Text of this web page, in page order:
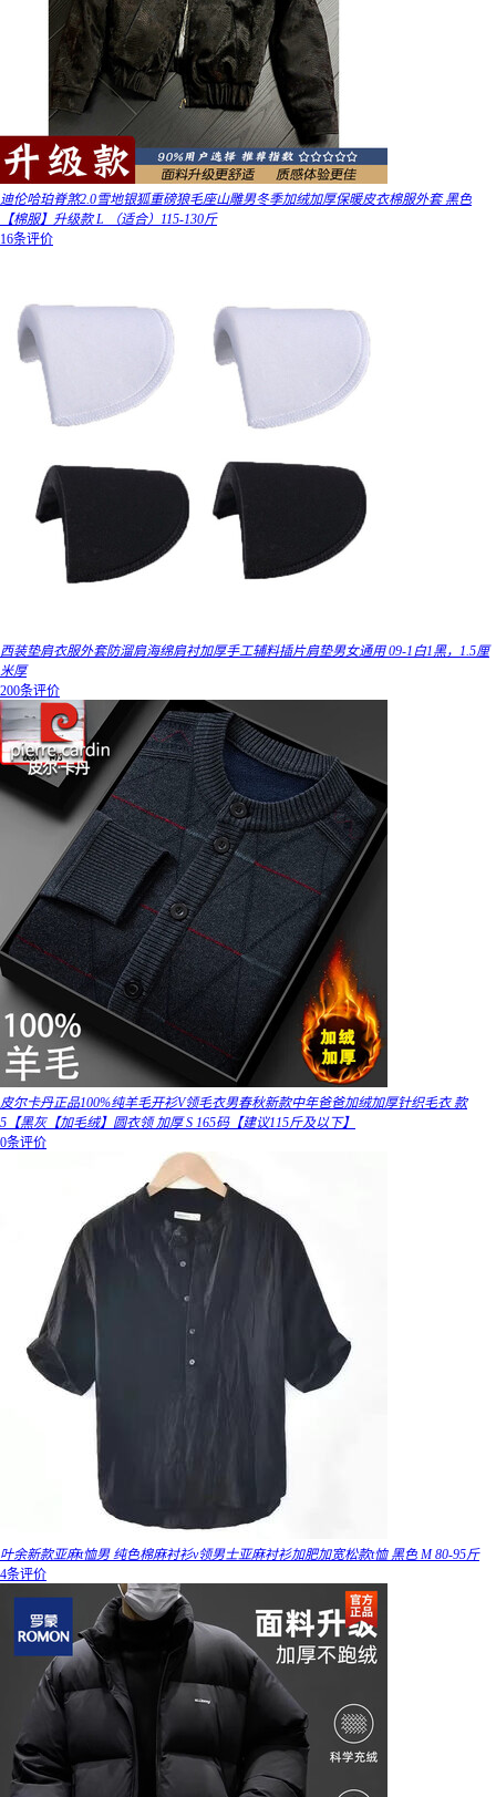
迪伦哈珀脊煞2.0雪地银狐重磅狼毛座山雕男冬季加绒加厚保暖皮衣棉服外套 黑色
【棉服】升级款 L （适合）115-130斤
16条评价
西装垫肩衣服外套防溜肩海绵肩衬加厚手工辅料插片肩垫男女通用 09-1白1黑，1.5厘
米厚
200条评价
皮尔卡丹正品100%纯羊毛开衫V领毛衣男春秋新款中年爸爸加绒加厚针织毛衣 款
5【黑灰【加毛绒】圆衣领 加厚 S 165码【建议115斤及以下】
0条评价
叶余新款亚麻t恤男 纯色棉麻衬衫v领男士亚麻衬衫加肥加宽松款t恤 黑色 M 80-95斤
4条评价